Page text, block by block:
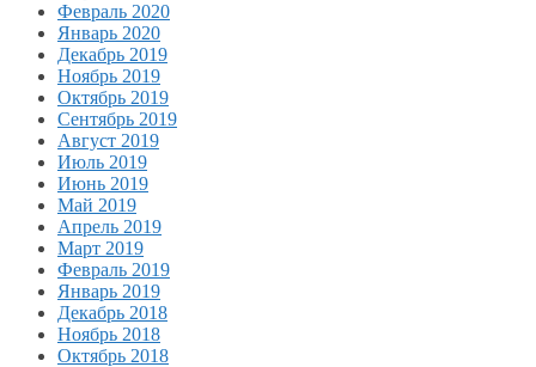
Февраль 2020
Январь 2020
Декабрь 2019
Ноябрь 2019
Октябрь 2019
Сентябрь 2019
Август 2019
Июль 2019
Июнь 2019
Май 2019
Апрель 2019
Март 2019
Февраль 2019
Январь 2019
Декабрь 2018
Ноябрь 2018
Октябрь 2018